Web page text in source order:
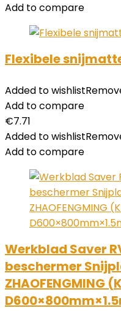
Add to compare
Flexibele
Added to wishlist
Add to compare
€7.71
Added to wishlist
Add to compare
Werkblad Saver
beschermer
ZHAOFENGMING